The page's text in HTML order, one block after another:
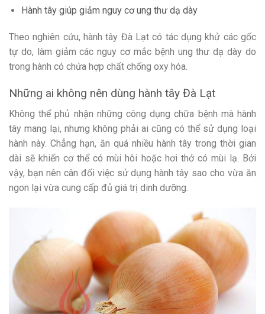
Hành tây giúp giảm nguy cơ ung thư dạ dày
Theo nghiên cứu, hành tây Đà Lạt có tác dụng khử các gốc
tự do, làm giảm các nguy cơ mắc bệnh ung thư dạ dày do
trong hành có chứa hợp chất chống oxy hóa.
Những ai không nên dùng hành tây Đà Lạt
Không thể phủ nhận những công dụng chữa bệnh mà hành
tây mang lại, nhưng không phải ai cũng có thể sử dụng loại
hành này. Chẳng hạn, ăn quá nhiều hành tây trong thời gian
dài sẽ khiến cơ thể có mùi hôi hoặc hơi thở có mùi lạ. Bởi
vậy, bạn nên cân đối việc sử dụng hành tây sao cho vừa ăn
ngon lại vừa cung cấp đủ giá trị dinh dưỡng.